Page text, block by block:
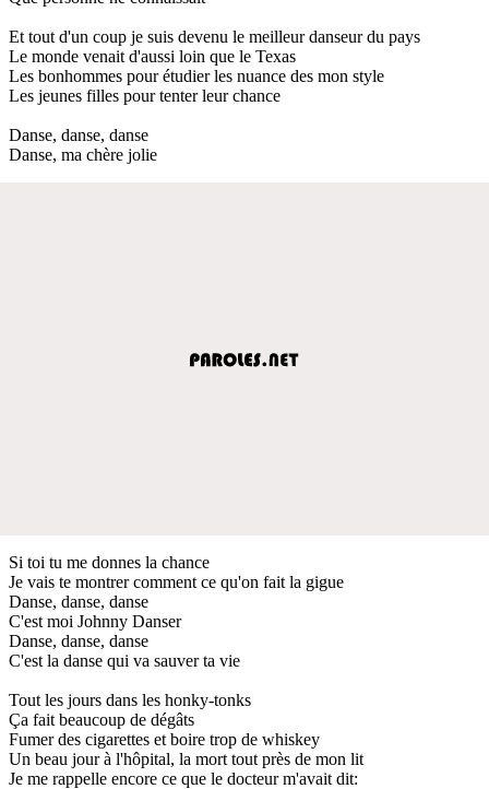
Et tout d'un coup je suis devenu le meilleur danseur du pays
Le monde venait d'aussi loin que le Texas
Les bonhommes pour étudier les nuance des mon style
Les jeunes filles pour tenter leur chance
Danse, danse, danse
Danse, ma chère jolie
Si toi tu me donnes la chance
Je vais te montrer comment ce qu'on fait la gigue
Danse, danse, danse
C'est moi Johnny Danser
Danse, danse, danse
C'est la danse qui va sauver ta vie
Tout les jours dans les honky-tonks
Ça fait beaucoup de dégâts
Fumer des cigarettes et boire trop de whiskey
Un beau jour à l'hôpital, la mort tout près de mon lit
Je me rappelle encore ce que le docteur m'avait dit: